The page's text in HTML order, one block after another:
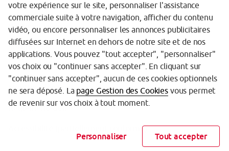
Protection des données personnelles
Politique cookies
Sécurité
Tarifs
Mentions légales
Réglementation
Accessibilité (partiellement conforme)
votre expérience sur le site, personnaliser l'assistance
commerciale suite à votre navigation, afficher du contenu
vidéo, ou encore personnaliser les annonces publicitaires
diffusées sur Internet en dehors de notre site et de nos
applications. Vous pouvez "tout accepter", "personnaliser"
vos choix ou "continuer sans accepter". En cliquant sur
"continuer sans accepter", aucun de ces cookies optionnels
ne sera déposé. La page Gestion des Cookiesvous permet
de revenir sur vos choix à tout moment.
Personnaliser Tout accepter